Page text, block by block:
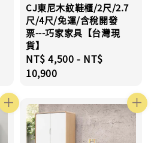
CJ東尼木紋鞋櫃/2尺/2.7
尺/4尺/免運/含稅開發
票---巧家家具【台灣現
貨】
Regular
price
NT$ 4,500 - NT$
10,900